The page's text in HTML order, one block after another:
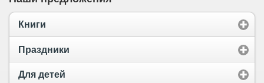
Книги
Праздники
Для детей